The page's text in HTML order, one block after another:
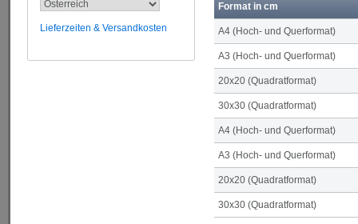
Lieferzeiten & Versandkosten
Format in cm
A4 (Hoch- und Querformat)
A3 (Hoch- und Querformat)
20x20 (Quadratformat)
30x30 (Quadratformat)
A4 (Hoch- und Querformat)
A3 (Hoch- und Querformat)
20x20 (Quadratformat)
30x30 (Quadratformat)